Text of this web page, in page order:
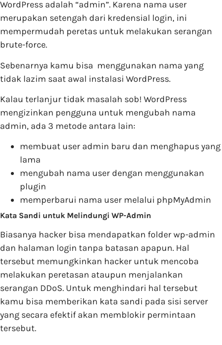
WordPress adalah “admin”. Karena nama user
merupakan setengah dari kredensial login, ini
mempermudah peretas untuk melakukan serangan
brute-force.
Sebenarnya kamu bisa menggunakan nama yang
tidak lazim saat awal instalasi WordPress.
Kalau terlanjur tidak masalah sob! WordPress
mengizinkan pengguna untuk mengubah nama
admin, ada 3 metode antara lain:
membuat user admin baru dan menghapus yang
lama
mengubah nama user dengan menggunakan
plugin
memperbarui nama user melalui phpMyAdmin
Kata Sandi untuk Melindungi WP-Admin
Biasanya hacker bisa mendapatkan folder wp-admin
dan halaman login tanpa batasan apapun. Hal
tersebut memungkinkan hacker untuk mencoba
melakukan peretasan ataupun menjalankan
serangan DDoS. Untuk menghindari hal tersebut
kamu bisa memberikan kata sandi pada sisi server
yang secara efektif akan memblokir permintaan
tersebut.